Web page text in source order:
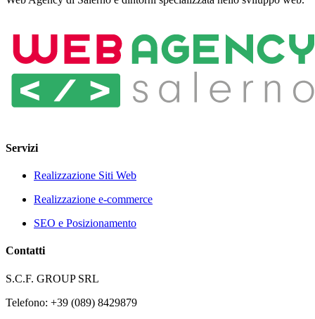
Servizi
Realizzazione Siti Web
Realizzazione e-commerce
SEO e Posizionamento
Contatti
S.C.F. GROUP SRL
Telefono: +39 (089) 8429879